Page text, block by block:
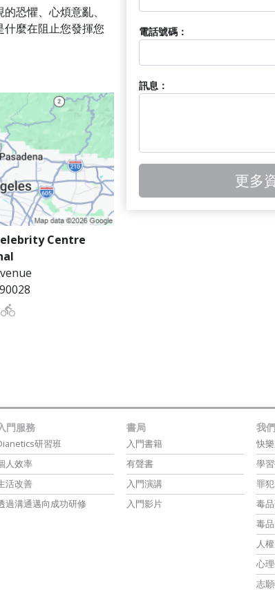
恐懼、心煩意亂、
麼在阻止您發揮您
Centre
90028
電話號碼：
訊息：
更多
門服務
研習班
人效率
活改善
過溝通邁向成功研修
書局
入門書籍
有聲書
入門演講
入門影片
我
快
學
罪
毒
毒
人權
心
志